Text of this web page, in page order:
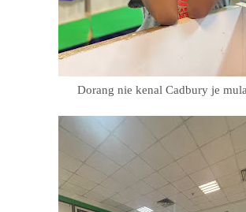
Dorang nie kenal Cadbury je